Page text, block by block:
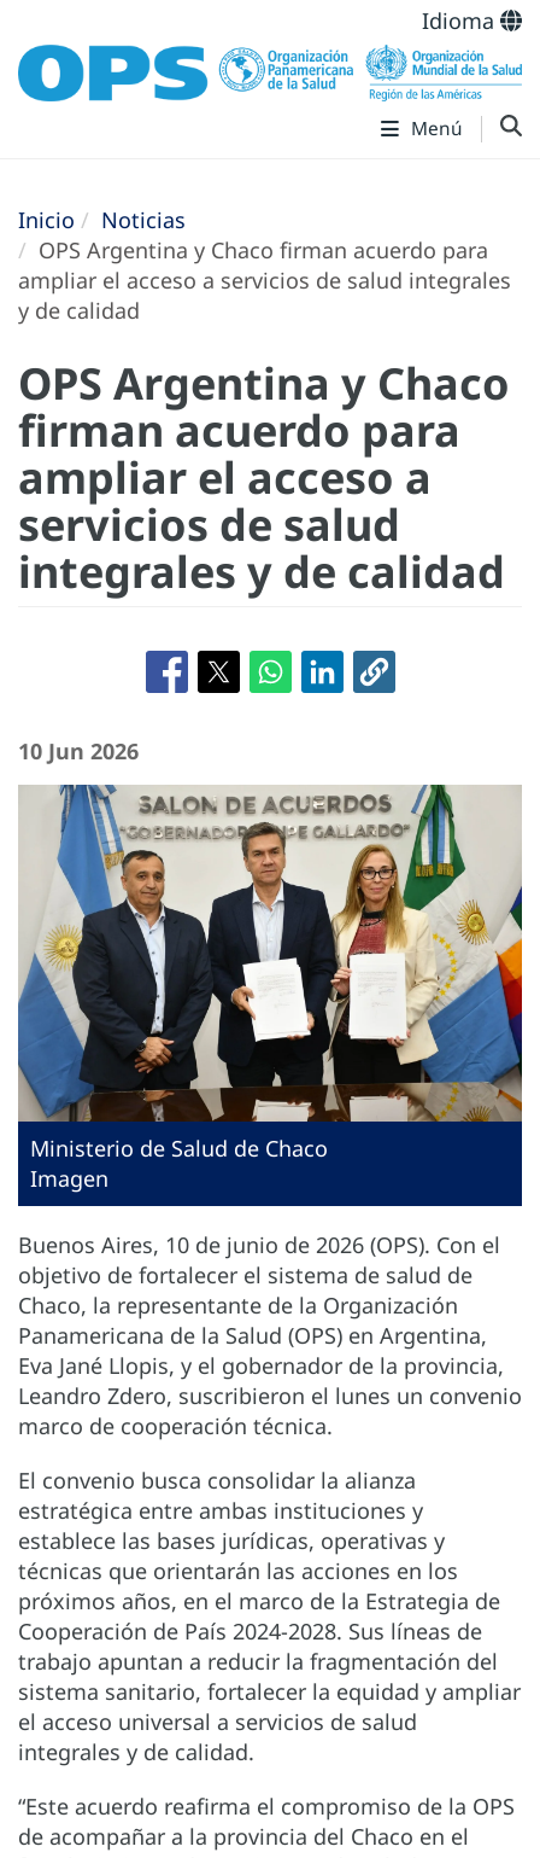
Idioma
Menú
Inicio
Noticias
OPS Argentina y Chaco firman acuerdo para
ampliar el acceso a servicios de salud integrales
y de calidad
OPS Argentina y Chaco
firman acuerdo para
ampliar el acceso a
servicios de salud
integrales y de calidad
10 Jun 2026
Ministerio de Salud de Chaco
Imagen
Buenos Aires, 10 de junio de 2026 (OPS). Con el
objetivo de fortalecer el sistema de salud de
Chaco, la representante de la Organización
Panamericana de la Salud (OPS) en Argentina,
Eva Jané Llopis, y el gobernador de la provincia,
Leandro Zdero, suscribieron el lunes un convenio
marco de cooperación técnica.
El convenio busca consolidar la alianza
estratégica entre ambas instituciones y
establece las bases jurídicas, operativas y
técnicas que orientarán las acciones en los
próximos años, en el marco de la Estrategia de
Cooperación de País 2024-2028. Sus líneas de
trabajo apuntan a reducir la fragmentación del
sistema sanitario, fortalecer la equidad y ampliar
el acceso universal a servicios de salud
integrales y de calidad.
“Este acuerdo reafirma el compromiso de la OPS
de acompañar a la provincia del Chaco en el